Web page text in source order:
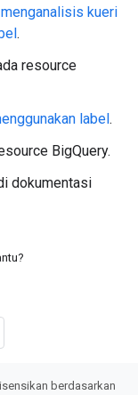
kueri
.
resource
label.
BigQuery.
dokumentasi
berdasarkan